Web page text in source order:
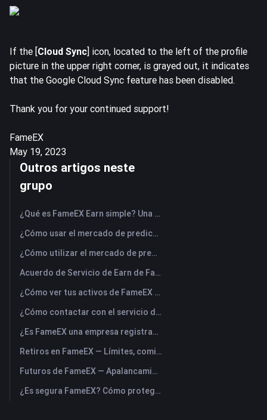
If the [Cloud Sync] icon, located to the left of the profile
picture in the upper right corner, is grayed out, it indicates
that the Google Cloud Sync feature has been disabled.
Thank you for your continued support!
FameEX
May 19, 2023
Outros artigos neste
grupo
¿Qué es FameEX Earn simple? Una guía de productos flexibles y fijos
¿Cómo usar el mercado de predicciones FameEX? (Aplicación)
¿Cómo utilizar el mercado de predicciones FameEX? (Web)
Acuerdo de Servicio de Earn de FameEX
¿Cómo ver tus activos de FameEX y transferir fondos? (Aplicación)
¿Cómo contactar con el servicio de atención al cliente online de FameEX?
¿Es FameEX una empresa registrada? Entidad operadora y registro
Retiros en FameEX — Límites, comisiones y tiempos
Futuros de FameEX — Apalancamiento máximo, comisiones y perpetuos USDⓈ-M
¿Es segura FameEX? Cómo protege FameEX los fondos de los usuarios